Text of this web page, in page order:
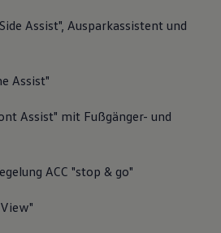
Reifen
Unfallhilfe
Service
Pflege
und Elektronik
Ladekabel
Ihr Modell finden
Apps, Login und Shop
Assist", Ausparkassistent und
Assist"
Assist" mit Fußgänger- und
ACC "stop & go"